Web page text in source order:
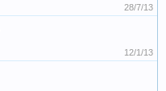
28/7/13
12/1/13